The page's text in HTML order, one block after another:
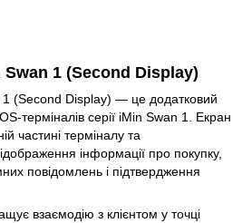
Swan 1 (Second Display)
1 (Second Display) — це додатковий
терміналів серії iMin Swan 1. Екран
частині терміналу та
інформації про покупку,
повідомлень і підтвердження
взаємодію з клієнтом у точці